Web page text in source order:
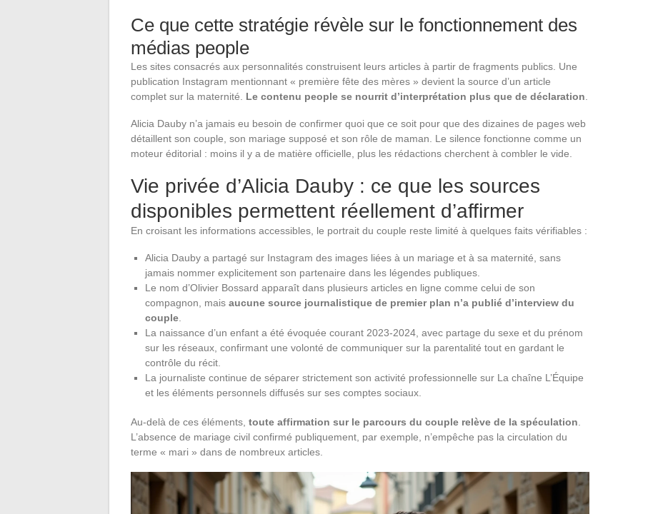
Ce que cette stratégie révèle sur le fonctionnement des
médias people
Les sites consacrés aux personnalités construisent leurs articles à partir de fragments publics. Une
publication Instagram mentionnant « première fête des mères » devient la source d’un article
complet sur la maternité. Le contenu people se nourrit d’interprétation plus que de déclaration
Alicia Dauby n’a jamais eu besoin de confirmer quoi que ce soit pour que des dizaines de pages web
détaillent son couple, son mariage supposé et son rôle de maman. Le silence fonctionne comme un
moteur éditorial : moins il y a de matière officielle, plus les rédactions cherchent à combler le vide.
Vie privée d’Alicia Dauby : ce que les sources
disponibles permettent réellement d’affirmer
En croisant les informations accessibles, le portrait du couple reste limité à quelques faits vérifiables :
Alicia Dauby a partagé sur Instagram des images liées à un mariage et à sa maternité, sans
jamais nommer explicitement son partenaire dans les légendes publiques.
Le nom d’Olivier Bossard apparaît dans plusieurs articles en ligne comme celui de son
compagnon, mais aucune source journalistique de premier plan n’a publié d’interview du
couple
La naissance d’un enfant a été évoquée courant 2023-2024, avec partage du sexe et du prénom
sur les réseaux, confirmant une volonté de communiquer sur la parentalité tout en gardant le
contrôle du récit.
La journaliste continue de séparer strictement son activité professionnelle sur La chaîne L’Équipe
et les éléments personnels diffusés sur ses comptes sociaux.
Au-delà de ces éléments, toute affirmation sur le parcours du couple relève de la spéculation
L’absence de mariage civil confirmé publiquement, par exemple, n’empêche pas la circulation du
terme « mari » dans de nombreux articles.